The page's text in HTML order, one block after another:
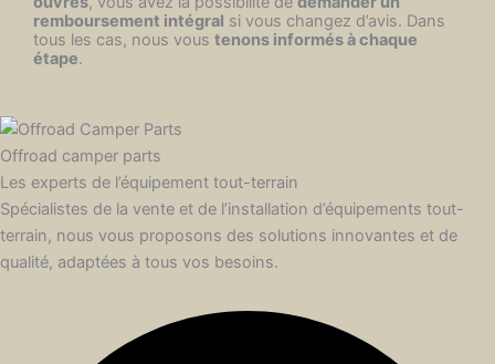
remboursement intégral si vous changez d’avis. Dans
tous les cas, nous vous tenons informés à chaque
étape.
Offroad camper parts
Les experts de l’équipement tout-terrain
Spécialistes de la vente et de l’installation d’équipements tout-
terrain, nous vous proposons des solutions innovantes et de
qualité, adaptées à tous vos besoins.